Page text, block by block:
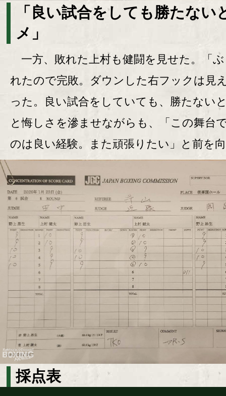
「良い試合をしても勝たない
メ」
一方、敗れた上村も健闘を見せた。「
れたので完敗。ダウンした右フックは見
った。良い試合をしていても、勝たない
と悔しさを滲ませながらも、「この舞台
のは良い経験。また頑張りたい」と前を
採点表